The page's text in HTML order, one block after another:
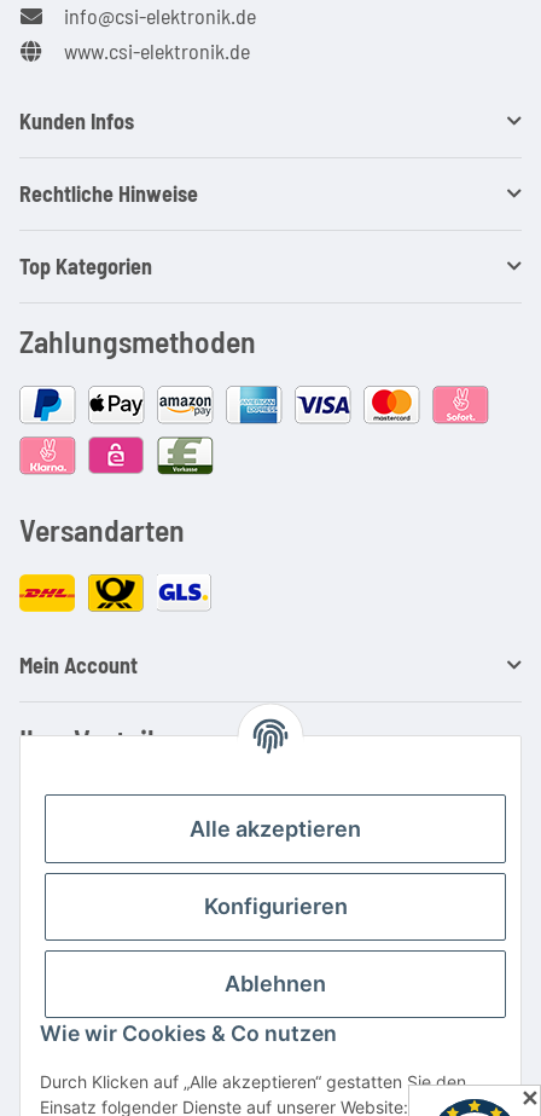
info@csi-elektronik.de
www.csi-elektronik.de
Kunden Infos
Rechtliche Hinweise
Top Kategorien
Zahlungsmethoden
Versandarten
Mein Account
Ihre Vorteile
Kauf auf Rechnung
Große Auswahl an Netzteilen und Ladegeräten
Schnelle Lieferung
Hohe Lagerverfügbarkeit
Vertrag widerrufen
Alle akzeptieren
Konfigurieren
Ablehnen
Wie wir Cookies & Co nutzen
Durch Klicken auf „Alle akzeptieren“ gestatten Sie den
Einsatz folgender Dienste auf unserer Website: YouTube,
✕